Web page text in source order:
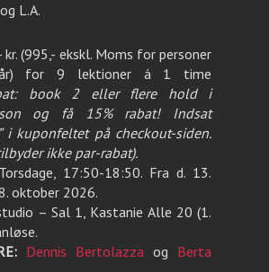
L.A.
kr. (995,- ekskl. Moms for personer
for 9 lektioner á 1 time
book 2 eller flere hold i
og få 15% rabat! Indsat
i kuponfeltet på checkout-siden.
ikke par-rabat).
Torsdage, 17:50-18:50. Fra d. 13.
oktober 2026.
– Sal 1, Kastanie Alle 20 (1.
Dennis Bertolazza og Berta